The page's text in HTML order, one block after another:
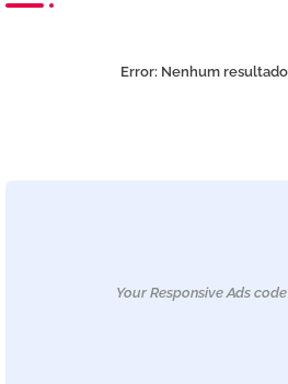
Error: Nenhum
Your Responsive Ads